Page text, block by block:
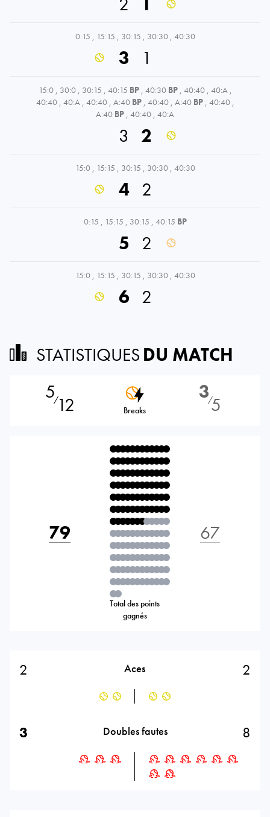
0:15 , 15:15 , 30:15 , 30:30 , 40:30
3 1
15:0 , 30:0 , 30:15 , 40:15 BP , 40:30 BP , 40:40 , 40:A ,
40:40 , 40:A , 40:40 , A:40 BP , 40:40 , A:40 BP , 40:40 ,
A:40 BP , 40:40 , 40:A
3 2
15:0 , 15:15 , 30:15 , 30:30 , 40:30
4 2
0:15 , 15:15 , 30:15 , 40:15 BP
5 2
15:0 , 15:15 , 30:15 , 30:30 , 40:30
6 2
STATISTIQUES DU MATCH
5⁄12 Breaks
3⁄5
79
Total des points
gagnés
67
2 Aces 2
3 Doubles fautes 8